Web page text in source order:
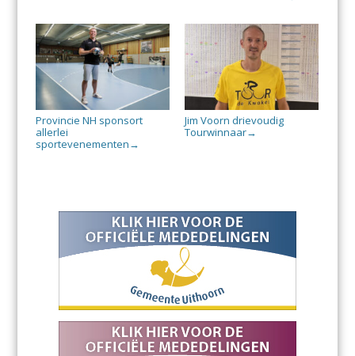
Provincie NH sponsort
allerlei
sportevenementen →
Jim Voorn drievoudig
Tourwinnaar→